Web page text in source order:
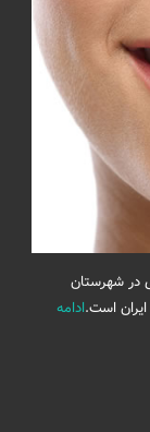
در شهرستان
ادامه